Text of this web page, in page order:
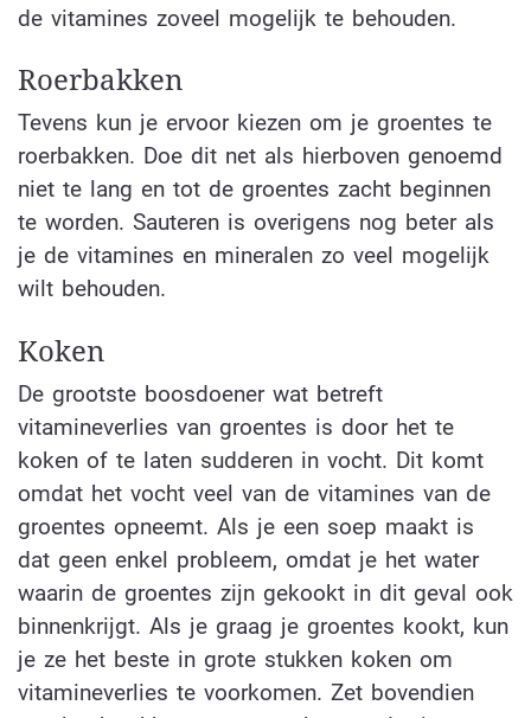
de vitamines zoveel mogelijk te behouden.
Roerbakken
Tevens kun je ervoor kiezen om je groentes te
roerbakken. Doe dit net als hierboven genoemd
niet te lang en tot de groentes zacht beginnen
te worden. Sauteren is overigens nog beter als
je de vitamines en mineralen zo veel mogelijk
wilt behouden.
Koken
De grootste boosdoener wat betreft
vitamineverlies van groentes is door het te
koken of te laten sudderen in vocht. Dit komt
omdat het vocht veel van de vitamines van de
groentes opneemt. Als je een soep maakt is
dat geen enkel probleem, omdat je het water
waarin de groentes zijn gekookt in dit geval ook
binnenkrijgt. Als je graag je groentes kookt, kun
je ze het beste in grote stukken koken om
vitamineverlies te voorkomen. Zet bovendien